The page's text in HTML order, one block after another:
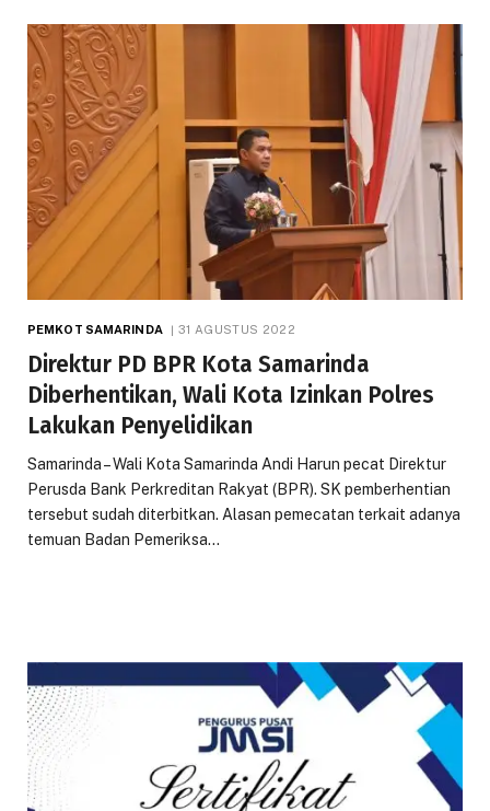
PEMKOT SAMARINDA 31 AGUSTUS 2022
Direktur PD BPR Kota Samarinda
Diberhentikan, Wali Kota Izinkan Polres
Lakukan Penyelidikan
Samarinda – Wali Kota Samarinda Andi Harun pecat Direktur
Perusda Bank Perkreditan Rakyat (BPR). SK pemberhentian
tersebut sudah diterbitkan. Alasan pemecatan terkait adanya
temuan Badan Pemeriksa…